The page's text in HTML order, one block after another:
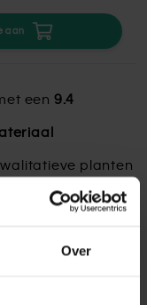
Over
aan
een 9.4
planten
van Lammie van